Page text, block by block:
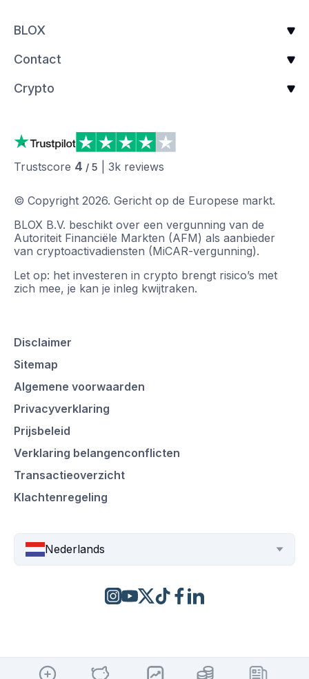
BLOX
Contact
Crypto
Trustscore 4 / 5 3k reviews
© Copyright 2026. Gericht op de Europese markt.
BLOX B.V. beschikt over een vergunning van de
Autoriteit Financiële Markten (AFM) als aanbieder
van cryptoactivadiensten (MiCAR-vergunning).
Let op: het investeren in crypto brengt risico’s met
zich mee, je kan je inleg kwijtraken.
Disclaimer
Sitemap
Algemene voorwaarden
Privacyverklaring
Prijsbeleid
Verklaring belangenconflicten
Transactieoverzicht
Klachtenregeling
Nederlands